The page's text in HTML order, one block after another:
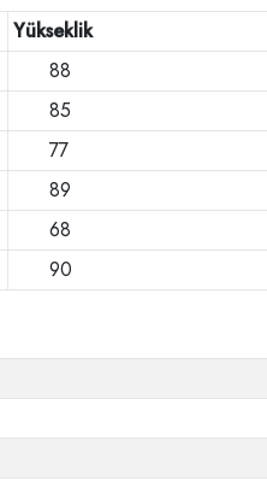
Yükseklik
88
85
77
89
68
90